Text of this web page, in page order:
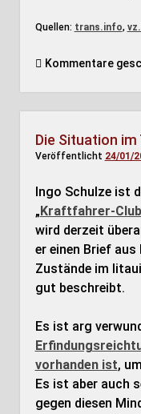
Quellen: trans.info,
Kommentare
Die Situation
Veröffentlicht 24/01/
Ingo Schulze ist
„Kraftfahrer-
wird derzeit
er einen Brief
Zustände im
gut beschreibt.
Es ist arg
vorhanden ist,
Es ist aber auch
gegen diesen